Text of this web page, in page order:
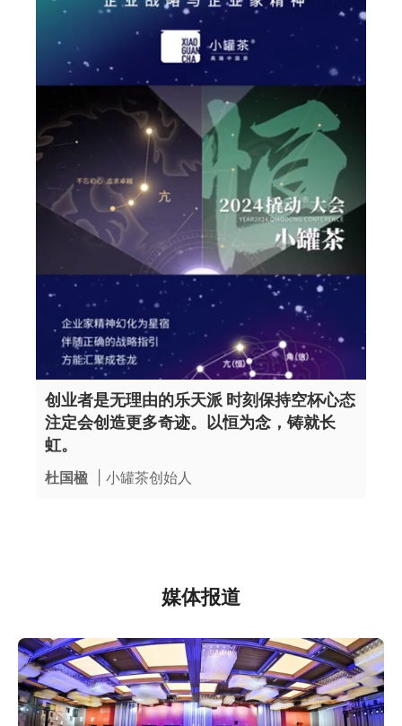
创业者是无理由的乐天派 时刻保持空杯心态
注定会创造更多奇迹。以恒为念，铸就长
虹。
杜国楹 | 小罐茶创始人
媒体报道